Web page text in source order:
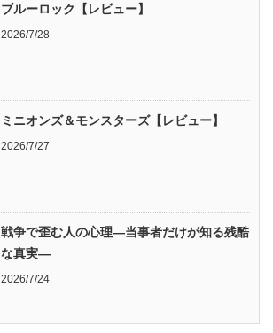
ブルーロック【レビュー】
2026/7/28
ミニオンズ＆モンスターズ【レビュー】
2026/7/27
戦争で歪む人の心理―当事者だけが知る残酷
な真実―
2026/7/24